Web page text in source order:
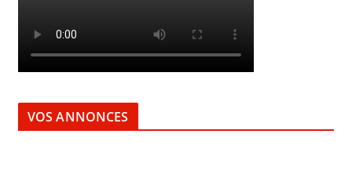
VOS ANNONCES